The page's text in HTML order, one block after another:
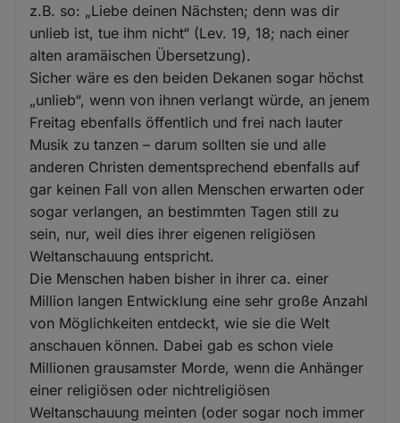
z.B. so: „Liebe deinen Nächsten; denn was dir
unlieb ist, tue ihm nicht“ (Lev. 19, 18; nach einer
alten aramäischen Übersetzung).
Sicher wäre es den beiden Dekanen sogar höchst
„unlieb“, wenn von ihnen verlangt würde, an jenem
Freitag ebenfalls öffentlich und frei nach lauter
Musik zu tanzen – darum sollten sie und alle
anderen Christen dementsprechend ebenfalls auf
gar keinen Fall von allen Menschen erwarten oder
sogar verlangen, an bestimmten Tagen still zu
sein, nur, weil dies ihrer eigenen religiösen
Weltanschauung entspricht.
Die Menschen haben bisher in ihrer ca. einer
Million langen Entwicklung eine sehr große Anzahl
von Möglichkeiten entdeckt, wie sie die Welt
anschauen können. Dabei gab es schon viele
Millionen grausamster Morde, wenn die Anhänger
einer religiösen oder nichtreligiösen
Weltanschauung meinten (oder sogar noch immer